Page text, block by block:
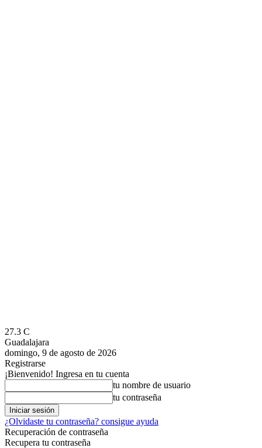
27.3 C
Guadalajara
domingo, 9 de agosto de 2026
Registrarse
¡Bienvenido! Ingresa en tu cuenta
tu nombre de usuario
tu contraseña
¿Olvidaste tu contraseña? consigue ayuda
Recuperación de contraseña
Recupera tu contraseña